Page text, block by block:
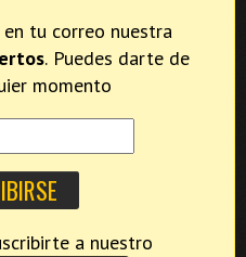
tu correo nuestra
. Puedes darte de
momento